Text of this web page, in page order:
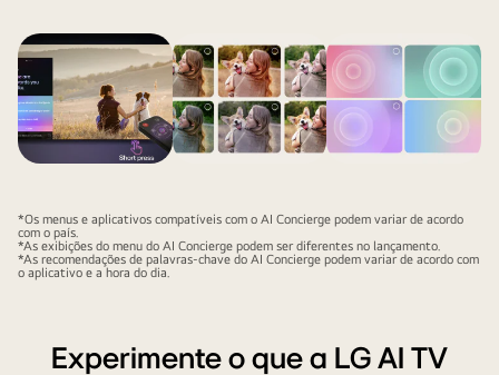
*Os menus e aplicativos compatíveis com o AI Concierge podem variar de acordo
com o país.
*As exibições do menu do AI Concierge podem ser diferentes no lançamento.
*As recomendações de palavras-chave do AI Concierge podem variar de acordo com
o aplicativo e a hora do dia.
Experimente o que a LG AI TV